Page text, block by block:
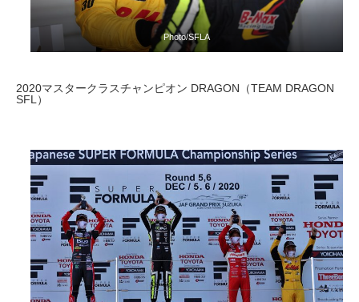
Photo/SFLA
2020マスタークラスチャンピオン DRAGON（TEAM DRAGON
SFL）